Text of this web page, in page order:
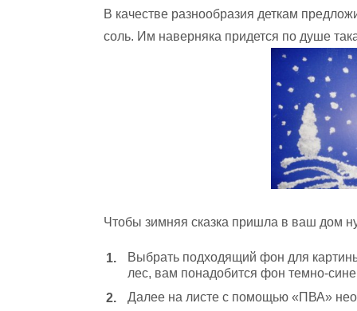
В качестве разнообразия деткам
соль. Им наверняка придется по душе
Чтобы зимняя сказка пришла в ваш дом
Выбрать подходящий фон для
лес, вам понадобится фон темно-
Далее на листе с помощью «ПВА»